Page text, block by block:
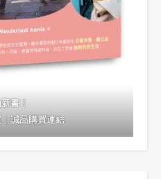
書！
｜誠品購買連結